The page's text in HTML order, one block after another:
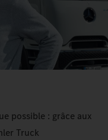
possible : grâce aux
Truck